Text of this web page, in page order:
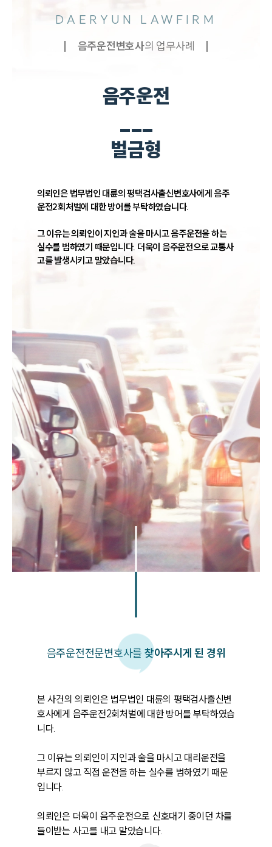
DAERYUN LAWFIRM
음주운전변호사의 업무사례
음주운전
___
벌금형
의뢰인은 법무법인 대륜의 평택검사출신변호사에게 음주
운전2회처벌에 대한 방어를 부탁하였습니다.
그 이유는 의뢰인이 지인과 술을 마시고 음주운전을 하는
실수를 범하였기 때문입니다. 더욱이 음주운전으로 교통사
고를 발생시키고 말았습니다.
음주운전전문변호사를 찾아주시게 된 경위
본 사건의 의뢰인은 법무법인 대륜의 평택검사출신변
호사에게 음주운전2회처벌에 대한 방어를 부탁하였습
니다.
그 이유는 의뢰인이 지인과 술을 마시고 대리운전을
부르지 않고 직접 운전을 하는 실수를 범하였기 때문
입니다.
의뢰인은 더욱이 음주운전으로 신호대기 중이던 차를
들이받는 사고를 내고 말았습니다.